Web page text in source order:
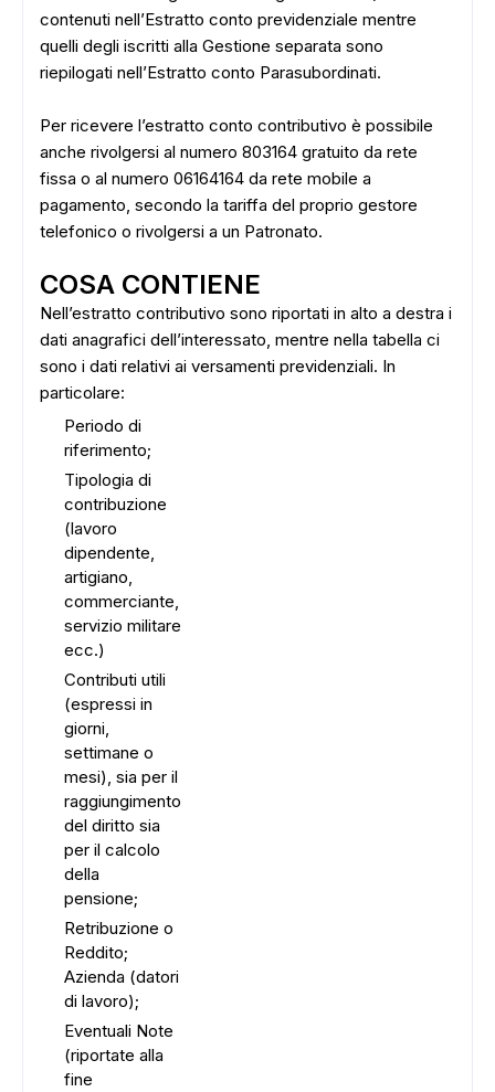
contenuti nell’Estratto conto previdenziale mentre
quelli degli iscritti alla Gestione separata sono
riepilogati nell’Estratto conto Parasubordinati.
Per ricevere l’estratto conto contributivo è possibile
anche rivolgersi al numero 803164 gratuito da rete
fissa o al numero 06164164 da rete mobile a
pagamento, secondo la tariffa del proprio gestore
telefonico o rivolgersi a un Patronato.
COSA CONTIENE
Nell’estratto contributivo sono riportati in alto a destra i
dati anagrafici dell’interessato, mentre nella tabella ci
sono i dati relativi ai versamenti previdenziali. In
particolare:
Periodo di
riferimento;
Tipologia di
contribuzione
(lavoro
dipendente,
artigiano,
commerciante,
servizio militare
ecc.)
Contributi utili
(espressi in
giorni,
settimane o
mesi), sia per il
raggiungimento
del diritto sia
per il calcolo
della
pensione;
Retribuzione o
Reddito;
Azienda (datori
di lavoro);
Eventuali Note
(riportate alla
fine